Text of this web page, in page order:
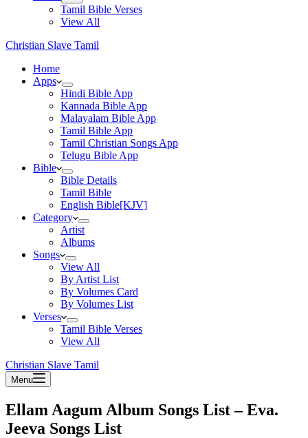
Tamil Bible Verses
View All
Christian Slave Tamil
Home
Apps
Hindi Bible App
Kannada Bible App
Malayalam Bible App
Tamil Bible App
Tamil Christian Songs App
Telugu Bible App
Bible
Bible Details
Tamil Bible
English Bible[KJV]
Category
Artist
Albums
Songs
View All
By Artist List
By Volumes Card
By Volumes List
Verses
Tamil Bible Verses
View All
Christian Slave Tamil
Menu
Ellam Aagum Album Songs List – Eva.
Jeeva Songs List